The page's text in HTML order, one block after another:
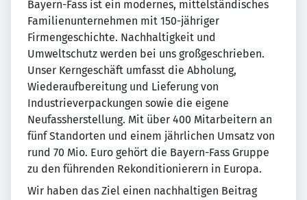
Bayern-Fass ist ein modernes, mittelständisches
Familienunternehmen mit 150-jähriger
Firmengeschichte. Nachhaltigkeit und
Umweltschutz werden bei uns großgeschrieben.
Unser Kerngeschäft umfasst die Abholung,
Wiederaufbereitung und Lieferung von
Industrieverpackungen sowie die eigene
Neufassherstellung. Mit über 400 Mitarbeitern an
fünf Standorten und einem jährlichen Umsatz von
rund 70 Mio. Euro gehört die Bayern-Fass Gruppe
zu den führenden Rekonditionierern in Europa.
Wir haben das Ziel einen nachhaltigen Beitrag